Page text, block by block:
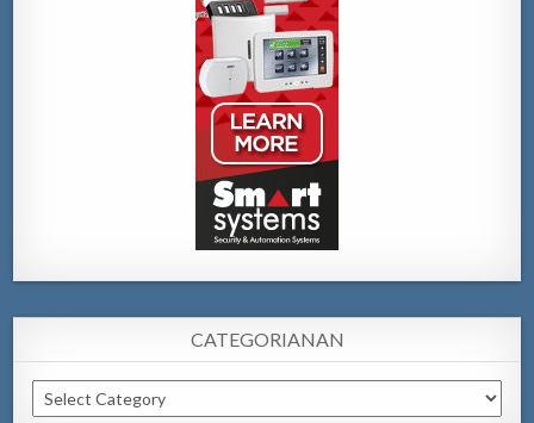
CATEGORIANAN
Categorianan